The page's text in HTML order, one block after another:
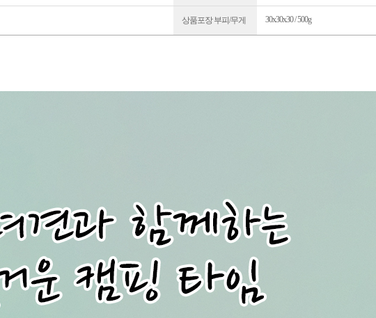
상품포장 부피/무게 30x30x30 / 500g